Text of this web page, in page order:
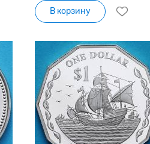
В корзину